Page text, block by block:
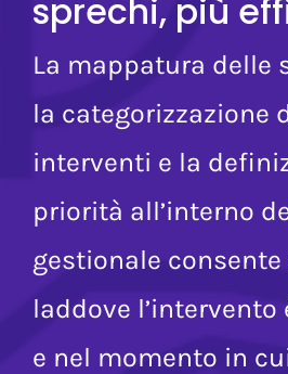
Meno costi,
sprechi, più
La mappatura delle
la categorizzazione
interventi e la
priorità all’interno
gestionale consente
laddove l’intervento